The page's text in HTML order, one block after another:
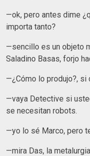
—ok, pero antes dime
importa tanto?
—sencillo es un objeto
Saladino Basas, forjo
—¿Cómo lo produjo?, si
—vaya Detective si
se necesitan robots.
—yo lo sé Marco, pero
—mira Das, la